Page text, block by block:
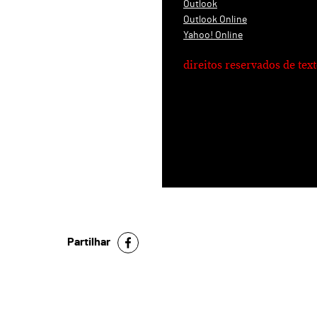
Outlook
Outlook Online
Yahoo! Online
direitos reservados de
Partilhar